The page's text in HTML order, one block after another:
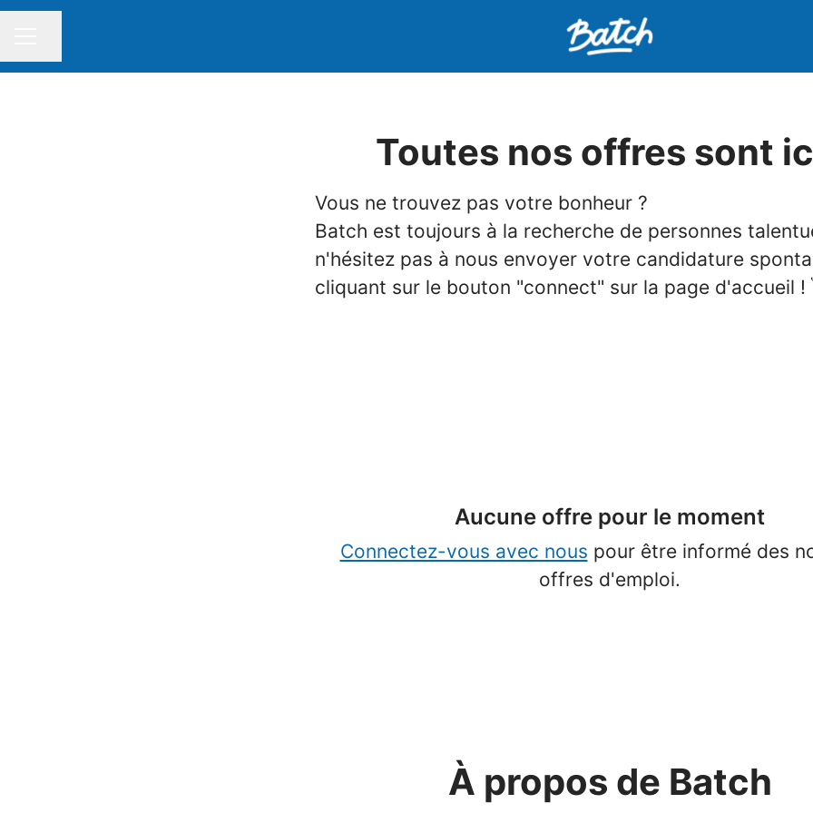
Toutes nos offres sont
Vous ne trouvez pas votre bonheur ?
Batch est toujours à la recherche de personnes
n'hésitez pas à nous envoyer votre candidature
cliquant sur le bouton "connect" sur la page d'accueil !
Aucune offre pour le moment
Connectez-vous avec nous pour être informé des
offres d'emploi.
À propos de Batch